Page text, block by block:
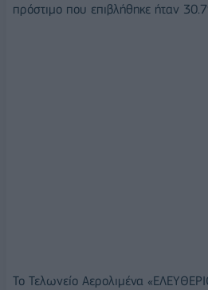
πρόστιμο που επιβλήθηκε ήταν
Το Τελωνείο Αερολιμένα